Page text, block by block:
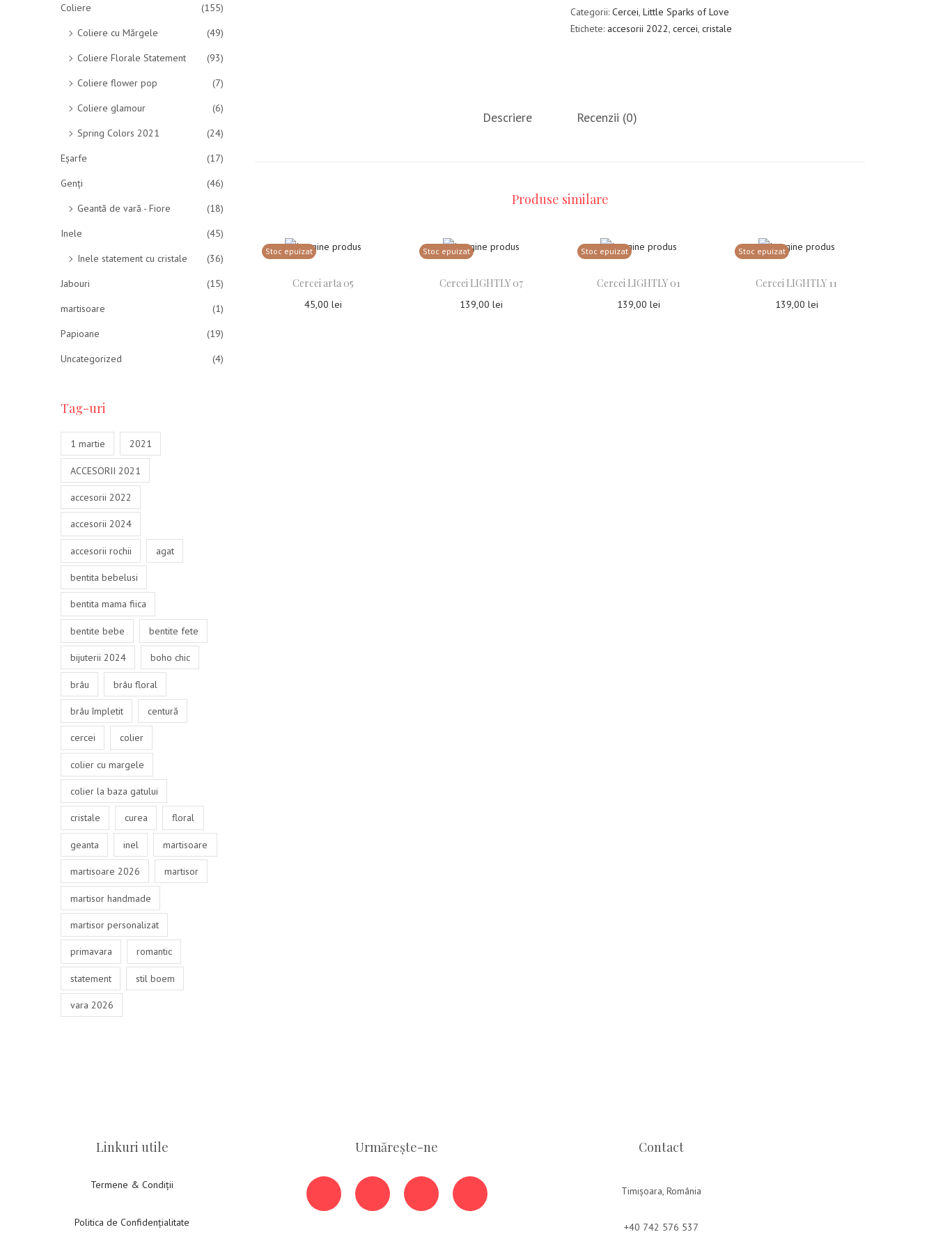
Categorii: Cercei, Little Sparks of Love
Etichete: accesorii 2022, cercei, cristale
Descriere Recenzii (0)
Produse similare
Stoc epuizat
Cercei arta 05
45,00lei
Stoc epuizat
Cercei LIGHTLY 07
139,00 lei
Stoc epuizat
Cercei LIGHTLY 01
139,00lei
Stoc epuizat
Cercei LIGHTLY 11
139,00 lei
Coliere
(155)
Coliere cu Mărgele
(49)
Coliere Florale Statement
(93)
Coliere flower pop
(7)
Coliere glamour
(6)
Spring Colors 2021
(24)
Eșarfe
(17)
Genți
(46)
Geantă de vară - Fiore
(18)
Inele
(45)
Inele statement cu cristale
(36)
Jabouri
(15)
martisoare
(1)
Papioane
(19)
Uncategorized
(4)
Tag-uri
1 martie 2021
ACCESORII 2021
accesorii 2022
accesorii 2024
accesorii rochii agat
bentita bebelusi
bentita mama fiica
bentite bebe bentite fete
bijuterii 2024 boho chic
brâu brâu floral
brâu împletit centură
cercei colier
colier cu margele
colier la baza gatului
cristale curea floral
geanta inel martisoare
martisoare 2026 martisor
martisor handmade
martisor personalizat
primavara romantic
statement stil boem
vara 2026
Linkuri utile
Termene & Condiții
Politica de Confidențialitate
Urmărește-ne Contact
Timișoara, România
+40 742 576 537